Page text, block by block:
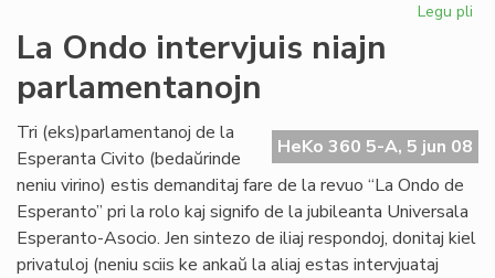
Legu pli
La Ondo intervjuis niajn
parlamentanojn
HeKo 360 5-A, 5 jun 08
Tri (eks)parlamentanoj de la
Esperanta Civito (bedaŭrinde
neniu virino) estis demanditaj fare de la revuo “La Ondo de
Esperanto” pri la rolo kaj signifo de la jubileanta Universala
Esperanto-Asocio. Jen sintezo de iliaj respondoj, donitaj kiel
privatuloj (neniu sciis ke ankaŭ la aliaj estas intervjuataj